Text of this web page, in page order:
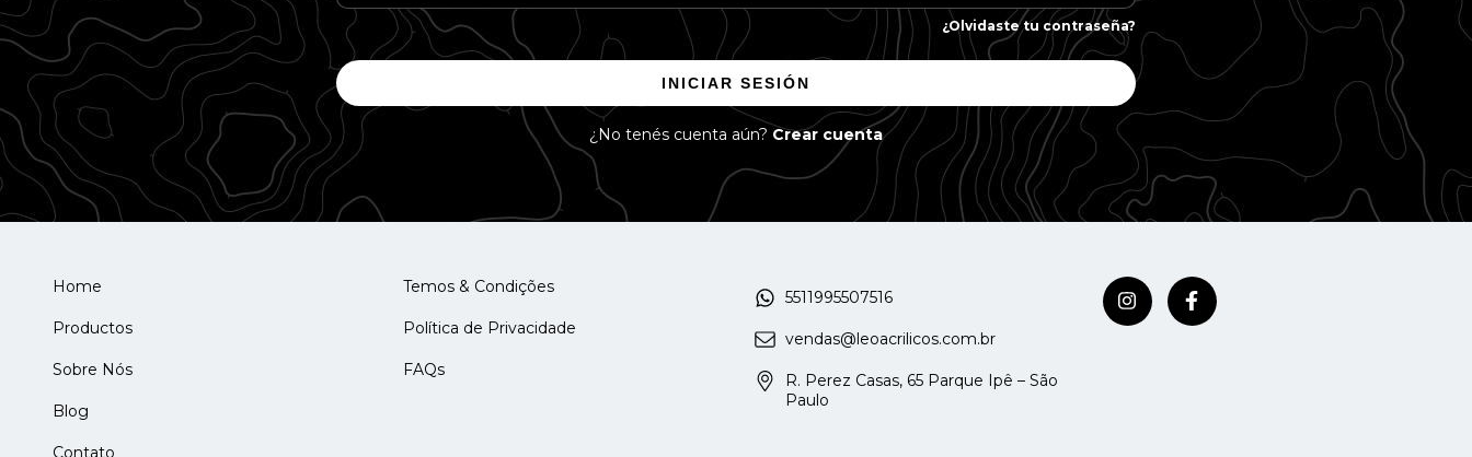
¿Olvidaste tu contraseña?
INICIAR SESIÓN
¿No tenés cuenta aún? Crear cuenta
Home
Productos
Sobre Nós
Blog
Contato
Temos & Condições
Política de Privacidade
FAQs
5511995507516
vendas@leoacrilicos.com.br
R. Perez Casas, 65 Parque Ipê – São
Paulo